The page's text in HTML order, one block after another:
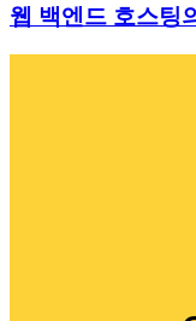
웹 백엔드 호스팅